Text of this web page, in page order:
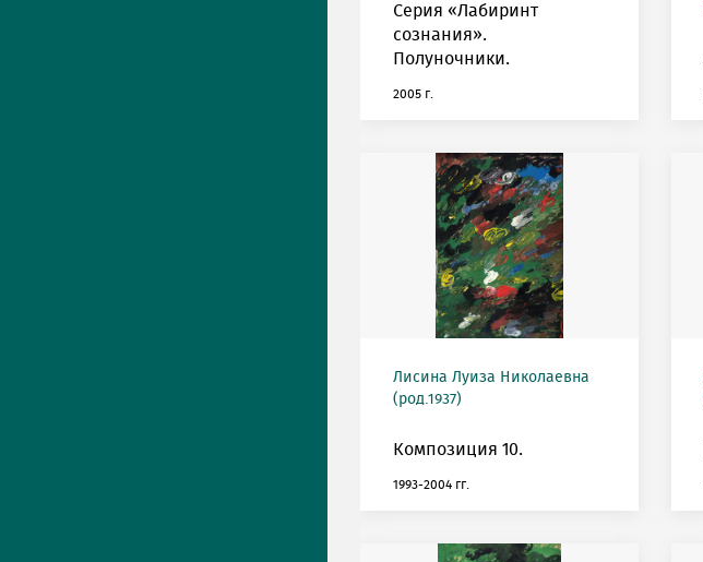
Серия «Лабиринт
сознания».
Полуночники.
2005 г.
Лисина Луиза Николаевна
(род.1937)
Композиция 10.
1993-2004 гг.